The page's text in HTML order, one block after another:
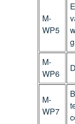
M-
WP5
M-
WP6
M-
WP7